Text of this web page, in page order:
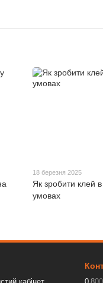
18 березня 2025
Як зробити клей
умовах